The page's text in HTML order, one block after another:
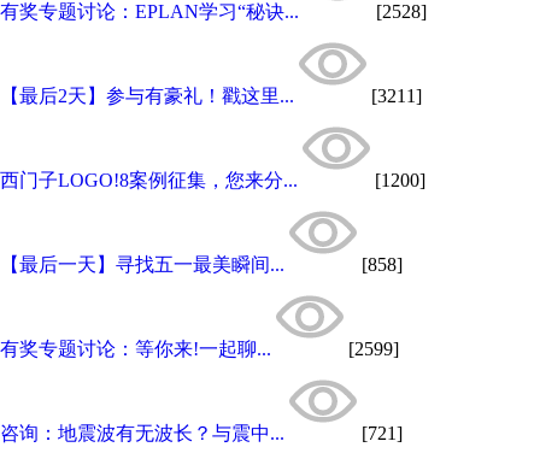
有奖专题讨论：EPLAN学习“秘诀... [2528]
【最后2天】参与有豪礼！戳这里... [3211]
西门子LOGO!8案例征集，您来分... [1200]
【最后一天】寻找五一最美瞬间... [858]
有奖专题讨论：等你来!一起聊... [2599]
咨询：地震波有无波长？与震中... [721]